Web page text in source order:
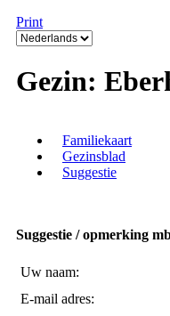
Print
Gezin:
Familiekaart
Gezinsblad
Suggestie
Suggestie / opmerking
Uw naam:
E-mail adres: